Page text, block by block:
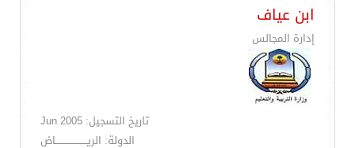
ابن عياف
إدارة المجالس
تاريخ التسجيل: Jun 2005
الدولة: الريــــــــــــــــــــاض